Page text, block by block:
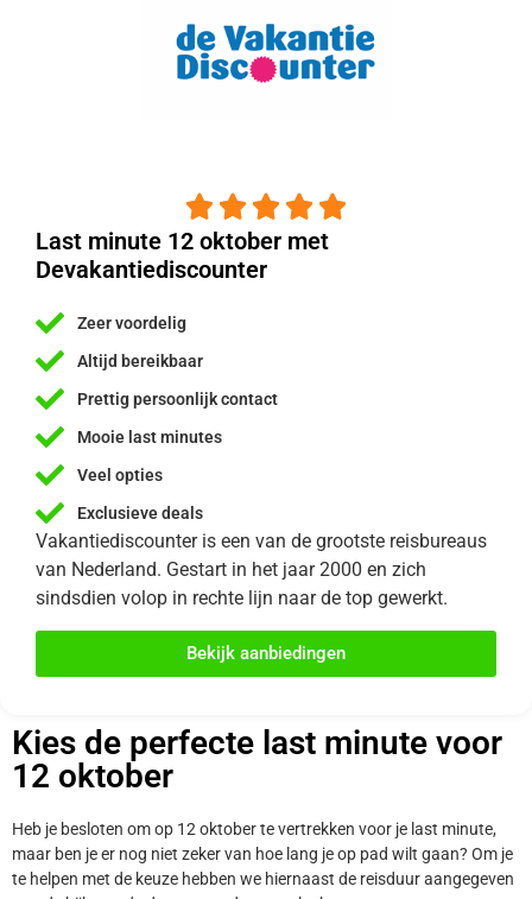
    
Last minute 12 oktober met
Devakantiediscounter
Zeer voordelig
Altijd bereikbaar
Prettig persoonlijk contact
Mooie last minutes
Veel opties
Exclusieve deals
Vakantiediscounter is een van de grootste reisbureaus
van Nederland. Gestart in het jaar 2000 en zich
sindsdien volop in rechte lijn naar de top gewerkt.
Bekijk aanbiedingen
Kies de perfecte last minute voor
12 oktober
Heb je besloten om op 12 oktober te vertrekken voor je last minute,
maar ben je er nog niet zeker van hoe lang je op pad wilt gaan? Om je
te helpen met de keuze hebben we hiernaast de reisduur aangegeven